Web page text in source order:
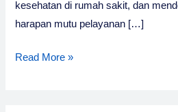
kesehatan di rumah sakit, dan
harapan mutu pelayanan […]
Pelatihan
Read More »